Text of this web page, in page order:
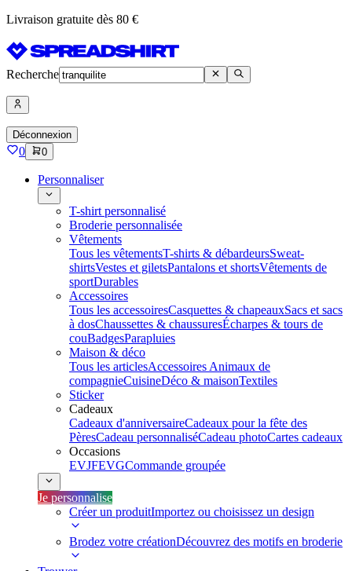
Livraison gratuite dès 80 €
Recherche
Déconnexion
0 0
Personnaliser
T-shirt personnalisé
Broderie personnalisée
Vêtements
Tous les vêtementsT-shirts & débardeursSweat-
shirtsVestes et giletsPantalons et shortsVêtements de
sportDurables
Accessoires
Tous les accessoiresCasquettes & chapeauxSacs et sacs
à dosChaussettes & chaussuresÉcharpes & tours de
couBadgesParapluies
Maison & déco
Tous les articlesAccessoires Animaux de
compagnieCuisineDéco & maisonTextiles
Sticker
Cadeaux
Cadeaux d'anniversaireCadeaux pour la fête des
PèresCadeau personnaliséCadeau photoCartes cadeaux
Occasions
EVJFEVGCommande groupée
Je personnalise
Créer un produitImportez ou choisissez un design
Brodez votre créationDécouvrez des motifs en broderie